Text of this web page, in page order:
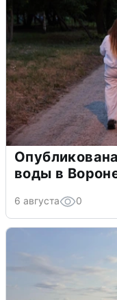
воды в
6 августа 0